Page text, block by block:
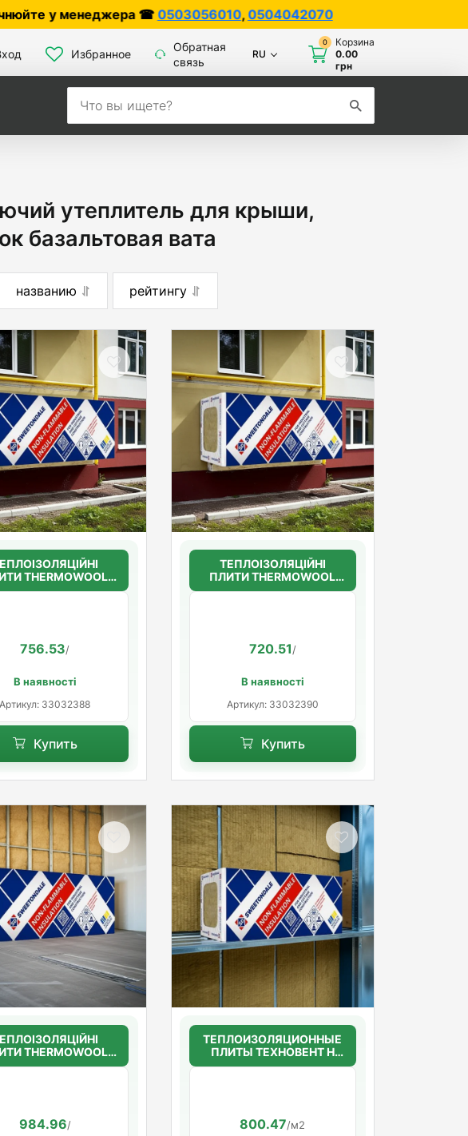
,0504042070
Избранное
Обратная
связь
RU
0
Корзина
0.00
грн
утеплитель для крыши,
базальтовая вата
названию рейтингу
THERMOWOOL
EFFECT 135 100мм.
756.53/
В наявності
Артикул: 33032388
Купить
ТЕПЛОІЗОЛЯЦІЙНІ
ПЛИТИ THERMOWOOL
FAS EFFECT 135 100мм.
720.51/
В наявності
Артикул: 33032390
Купить
THERMOWOOL
STANDARD 45
984.96/
ТЕПЛОИЗОЛЯЦИОННЫЕ
ПЛИТЫ ТЕХНОВЕНТ Н
50мм.(36г/м3)
800.47/м2